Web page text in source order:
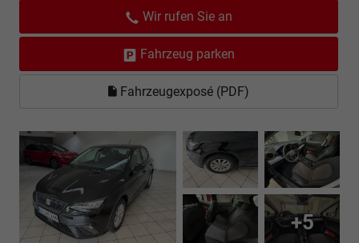
Wir rufen Sie an
Fahrzeug parken
Fahrzeugexposé (PDF)
+5